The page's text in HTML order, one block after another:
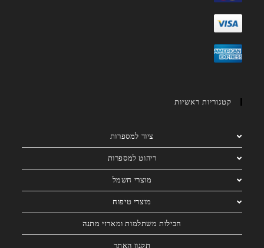
קטגוריות ראשיות
ציוד למספרות
ריהוט למספרות
מוצרי חשמל
מוצרי טיפוח
חבילות משתלמות ומארזי מתנה
תקנון האתר